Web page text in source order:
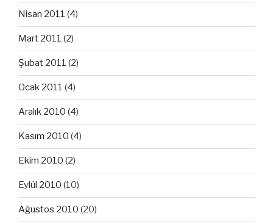
Nisan 2011 (4)
Mart 2011 (2)
Şubat 2011 (2)
Ocak 2011 (4)
Aralık 2010 (4)
Kasım 2010 (4)
Ekim 2010 (2)
Eylül 2010 (10)
Ağustos 2010 (20)